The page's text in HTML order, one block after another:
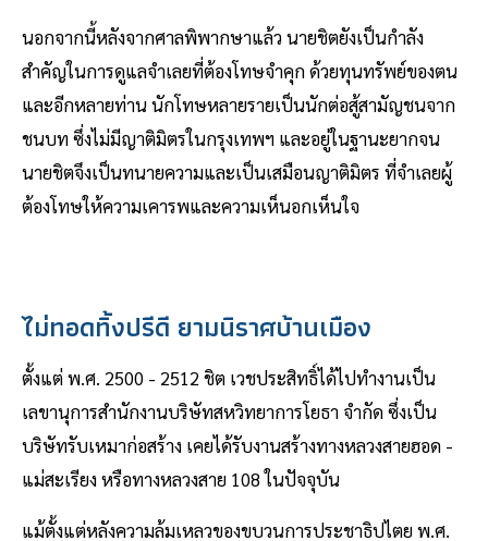
นอกจากนี้หลังจากศาลพิพากษาแล้ว นายชิตยังเป็นกำลัง
สำคัญในการดูแลจำเลยที่ต้องโทษจำคุก ด้วยทุนทรัพย์ของตน
และอีกหลายท่าน นักโทษหลายรายเป็นนักต่อสู้สามัญชนจาก
ชนบท ซึ่งไม่มีญาติมิตรในกรุงเทพฯ และอยู่ในฐานะยากจน
นายชิตจึงเป็นทนายความและเป็นเสมือนญาติมิตร ที่จำเลยผู้
ต้องโทษให้ความเคารพและความเห็นอกเห็นใจ
ไม่ทอดทิ้งปรีดี ยามนิราศบ้านเมือง
ตั้งแต่ พ.ศ. 2500 - 2512 ชิต เวชประสิทธิ์ได้ไปทำงานเป็น
เลขานุการสำนักงานบริษัทสหวิทยาการโยธา จำกัด ซึ่งเป็น
บริษัทรับเหมาก่อสร้าง เคยได้รับงานสร้างทางหลวงสายฮอด -
แม่สะเรียง หรือทางหลวงสาย 108 ในปัจจุบัน
แม้ตั้งแต่หลังความล้มเหลวของขบวนการประชาธิปไตย พ.ศ.